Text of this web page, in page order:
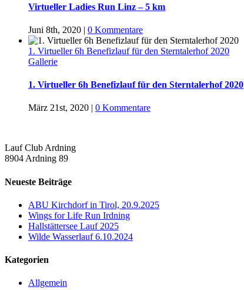
Virtueller Ladies Run Linz – 5 km
Juni 8th, 2020 | 0 Kommentare
1. Virtueller 6h Benefizlauf für den Sterntalerhof 2020
Gallerie
1. Virtueller 6h Benefizlauf für den Sterntalerhof 2020
März 21st, 2020 | 0 Kommentare
Lauf Club Ardning
8904 Ardning 89
Neueste Beiträge
ABU Kirchdorf in Tirol, 20.9.2025
Wings for Life Run Irdning
Hallstättersee Lauf 2025
Wilde Wasserlauf 6.10.2024
Kategorien
Allgemein